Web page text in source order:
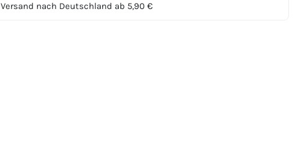
Versand nach Deutschland ab 5,90 €